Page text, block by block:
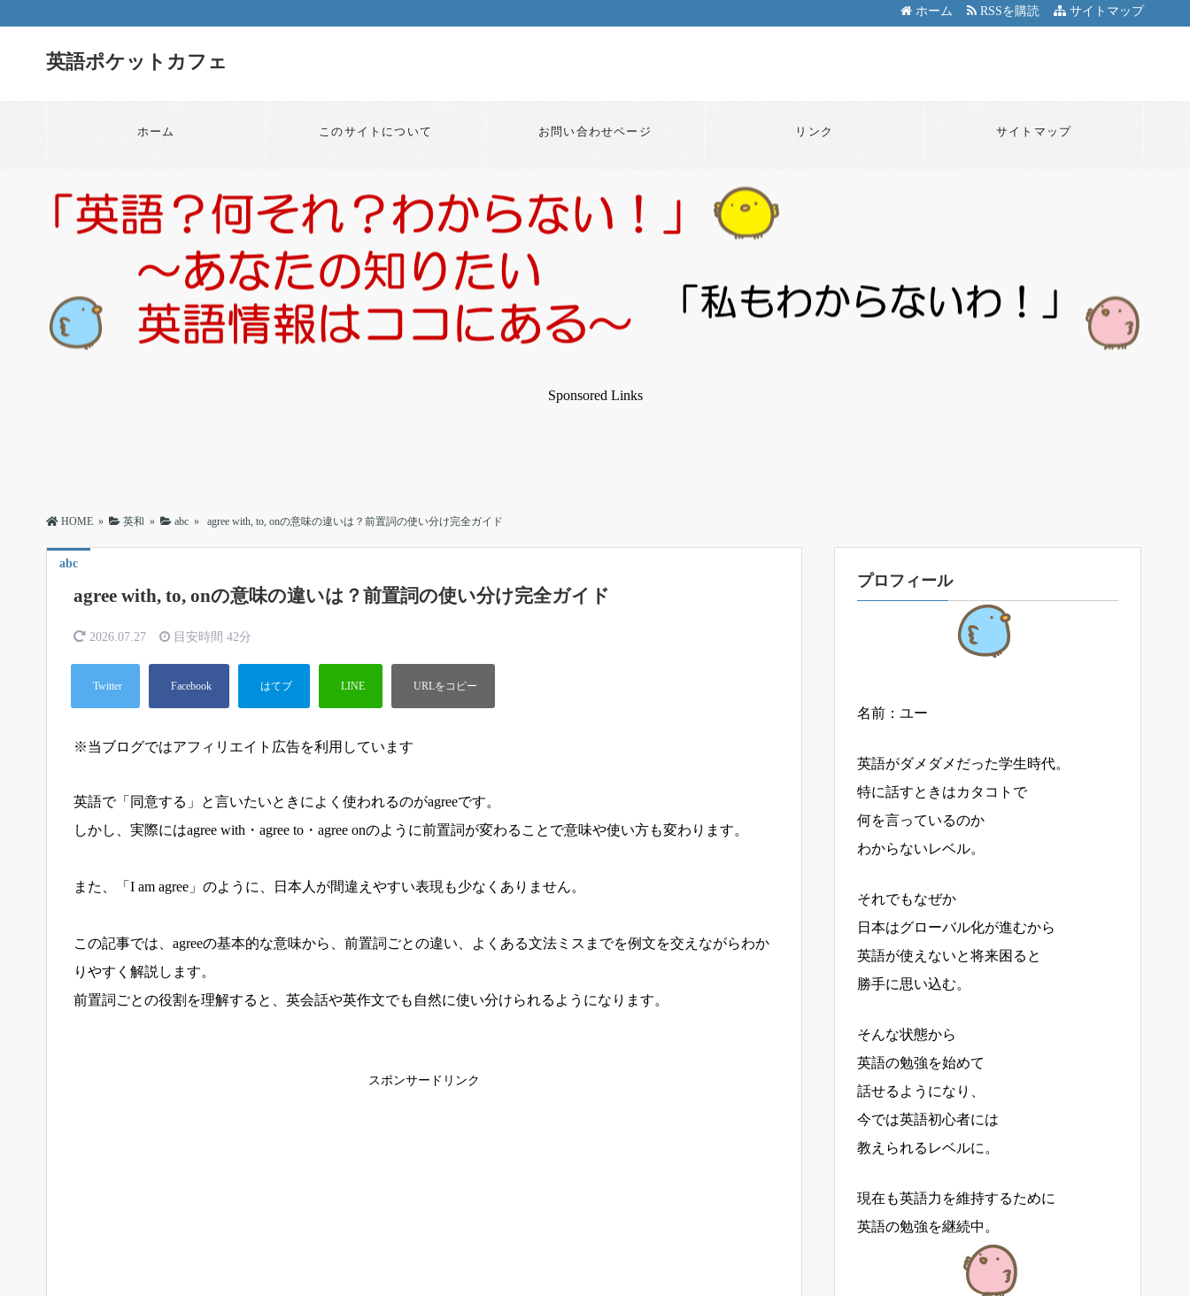
サイトマップ
RSSを購読
ホーム
英語ポケットカフェ
ホーム このサイトについて お問い合わせページ リンク サイトマップ
Sponsored Links
HOME » 英和 » abc » agree with, to, onの意味の違いは？前置詞の使い分け完全ガイド
abc
agree with, to, onの意味の違いは？前置詞の使い分け完全ガイド
2026.07.27 目安時間 42分
※当ブログではアフィリエイト広告を利用しています
英語で「同意する」と言いたいときによく使われるのがagreeです。
しかし、実際にはagree with・agree to・agree onのように前置詞が変わることで意味や使い方も変わります。
また、「I am agree」のように、日本人が間違えやすい表現も少なくありません。
この記事では、agreeの基本的な意味から、前置詞ごとの違い、よくある文法ミスまでを例文を交えながらわか
りやすく解説します。
前置詞ごとの役割を理解すると、英会話や英作文でも自然に使い分けられるようになります。
スポンサードリンク
プロフィール
名前：ユー
英語がダメダメだった学生時代。
特に話すときはカタコトで
何を言っているのか
わからないレベル。
それでもなぜか
日本はグローバル化が進むから
英語が使えないと将来困ると
勝手に思い込む。
そんな状態から
英語の勉強を始めて
話せるようになり、
今では英語初心者には
教えられるレベルに。
現在も英語力を維持するために
英語の勉強を継続中。